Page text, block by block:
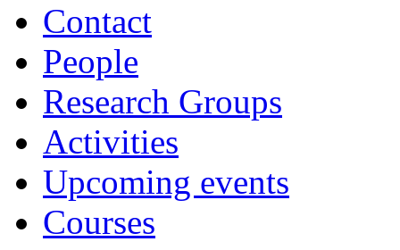
Contact
People
Research Groups
Activities
Upcoming events
Courses